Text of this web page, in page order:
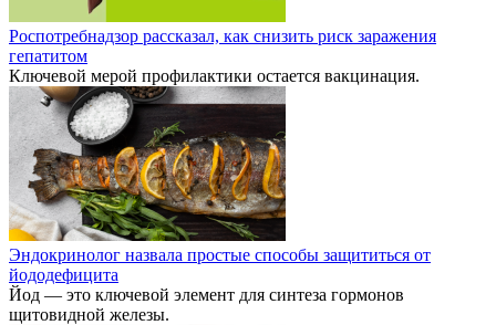
Роспотребнадзор рассказал, как снизить риск заражения
гепатитом
Ключевой мерой профилактики остается вакцинация.
Эндокринолог назвала простые способы защититься от
йододефицита
Йод — это ключевой элемент для синтеза гормонов
щитовидной железы.